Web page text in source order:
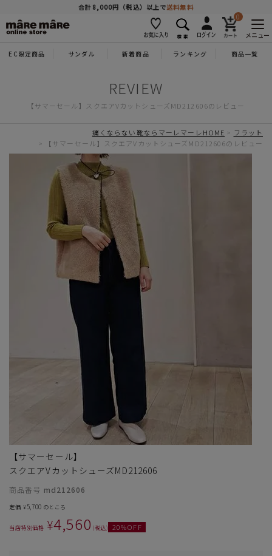
合計8,000円（税込）以上で送料無料
0
メニュー
EC限定商品 サンダル 新着商品 ランキング 商品一覧
【サマーセール】スクエアVカットシューズMD212606のレビュー
痛くならない靴ならマーレマーレHOME
フラット
【サマーセール】スクエアVカットシューズMD212606のレビュー
【サマーセール】
スクエアVカットシューズMD212606
商品番号 md212606
定価 ¥5,700 のところ
当店特別価格 ¥4,560 税込 20%OFF
商品を探す
タイプ
カテゴリー
ヒールの高さ